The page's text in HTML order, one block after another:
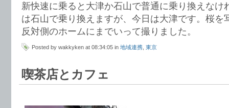
新快速に乗ると大津か石山で普通に乗り換えなけ
は石山で乗り換えますが、今日は大津です。桜を
反対側のホームにまでいって撮りました。
Posted by wakkyken at 08:34:05 in 地域連携 東京
喫茶店とカフェ